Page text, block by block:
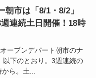
市は「8/1・8/2」
連続土日開催！18時
ープンデパート朝市のナ
以下のとおり。3週連続の
ら。土...